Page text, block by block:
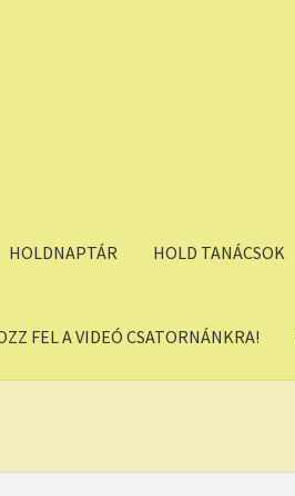
HOLDNAPTÁR HOLD TANÁCSOK
FEL A VIDEÓ CSATORNÁNKRA!